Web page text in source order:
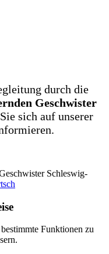
durch die
Geschwister
sich auf unserer
Schleswig-
Funktionen zu